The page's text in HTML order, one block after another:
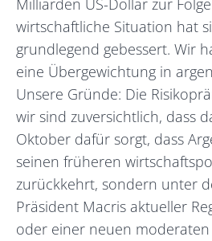
Milliarden US-Dollar zur
wirtschaftliche Situation hat
grundlegend gebessert. Wir
eine Übergewichtung in
Unsere Gründe: Die
wir sind zuversichtlich, dass
Oktober dafür sorgt, dass
seinen früheren
zurückkehrt, sondern unter
Präsident Macris aktueller
oder einer neuen